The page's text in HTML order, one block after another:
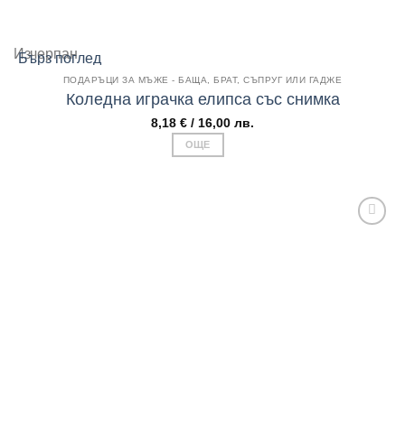
Бърз поглед
Изчерпан
ПОДАРЪЦИ ЗА МЪЖЕ - БАЩА, БРАТ, СЪПРУГ ИЛИ ГАДЖЕ
Коледна играчка елипса със снимка
8,18 € / 16,00 лв.
ОЩЕ